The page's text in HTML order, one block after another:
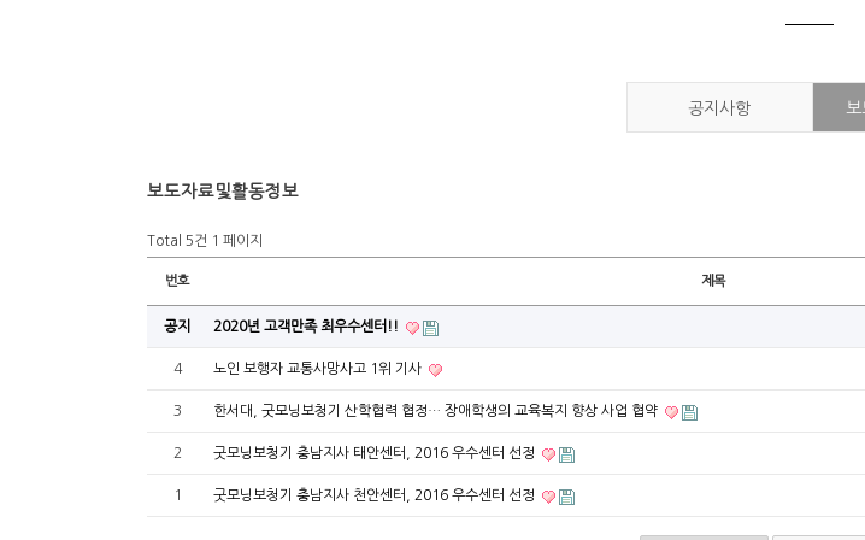
공지사항 보
보도자료및활동정보
Total 5건 1 페이지
번호 제목
공지 2020년 고객만족 최우수센터!!
4 노인 보행자 교통사망사고 1위 기사
3 한서대, 굿모닝보청기 산학협력 협정… 장애학생의 교육복지 향상 사업 협약
2 굿모닝보청기 충남지사 태안센터, 2016 우수센터 선정
1 굿모닝보청기 충남지사 천안센터, 2016 우수센터 선정